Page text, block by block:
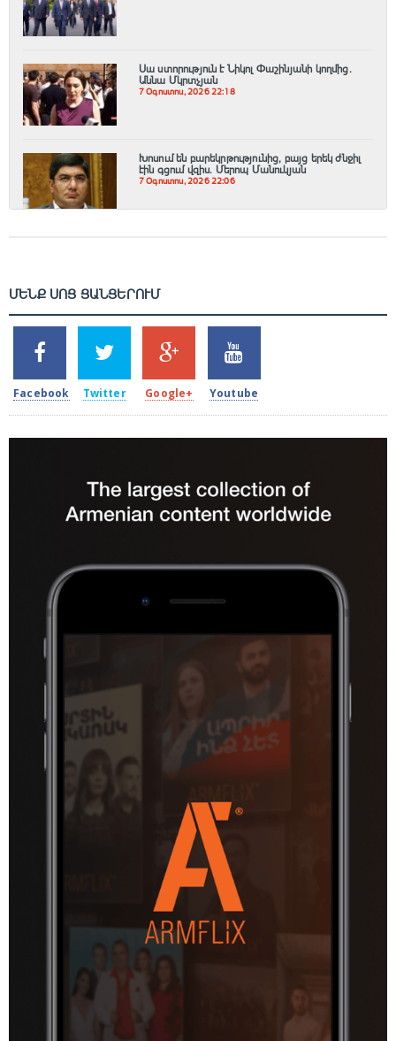
Սա ստորություն է Նիկոլ Փաշինյանի կողմից․
Աննա Մկրտչյան
7 Օգոստոս, 2026 22:18
Խոսում են բարեկրթությունից, բայց երեկ ժնջիլ
էին գցում վզիս. Մերոպ Մանուկյան
7 Օգոստոս, 2026 22:06
ՄԵՆՔ ՍՈՑ ՑԱՆՑԵՐՈՒՄ
2k
SHARES
Facebook
1.5k
TWEETS
Twitter
203
SHARES
Google+
620
SHARES
Youtube